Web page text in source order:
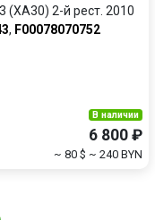
(XA30) 2-й рест. 2010
, F00078070752
В наличии
6 800 ₽
~ 80 $ ~ 240 BYN